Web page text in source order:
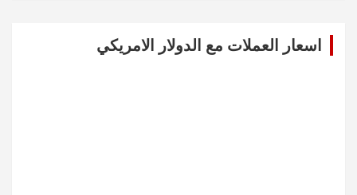
اسعار العملات مع الدولار الامريكي